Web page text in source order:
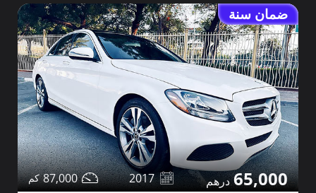
ضمان سنة
65,000
2017
87,000